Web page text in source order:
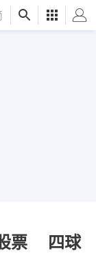
股票 四球